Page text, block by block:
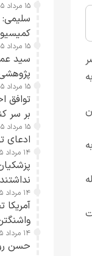
۱۵ مرداد ۱۴۰۵ / ۱۹:۵۲
سلیمی:
۱۵ مرداد ۱۴۰۵ / ۱۹:۳۷
سید
۱۵ مرداد ۱۴۰۵ / ۱۲:۵۶
توافق
بر سر
۱۵ مرداد ۱۴۰۵ / ۰۸:۳۴
ادعای
۱۴ مرداد ۱۴۰۵ / ۲۲:۵۵
۱۴ مرداد ۱۴۰۵ / ۱۹:۴۷
آمریکا
۱۴ مرداد ۱۴۰۵ / ۱۹:۰۷
حسن